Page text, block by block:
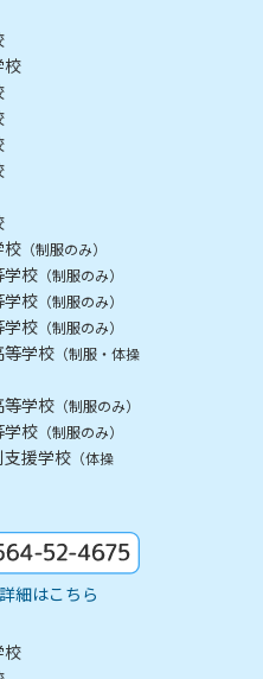
校
校 （制服のみ）
学校 （制服のみ）
学校 （制服のみ）
学校 （制服のみ）
等学校 （制服・体操
等学校 （制服のみ）
学校 （制服のみ）
援学校 （体操
細はこちら
校